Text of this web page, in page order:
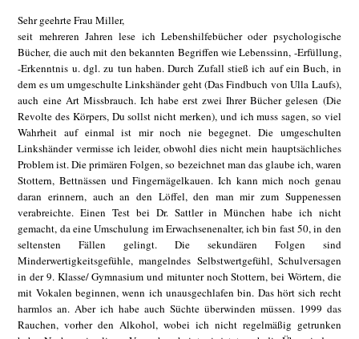
Sehr geehrte Frau Miller,
seit mehreren Jahren lese ich Lebenshilfebücher oder psychologische
Bücher, die auch mit den bekannten Begriffen wie Lebenssinn, -Erfüllung,
-Erkenntnis u. dgl. zu tun haben. Durch Zufall stieß ich auf ein Buch, in
dem es um umgeschulte Linkshänder geht (Das Findbuch von Ulla Laufs),
auch eine Art Missbrauch. Ich habe erst zwei Ihrer Bücher gelesen (Die
Revolte des Körpers, Du sollst nicht merken), und ich muss sagen, so viel
Wahrheit auf einmal ist mir noch nie begegnet. Die umgeschulten
Linkshänder vermisse ich leider, obwohl dies nicht mein hauptsächliches
Problem ist. Die primären Folgen, so bezeichnet man das glaube ich, waren
Stottern, Bettnässen und Fingernägelkauen. Ich kann mich noch genau
daran erinnern, auch an den Löffel, den man mir zum Suppenessen
verabreichte. Einen Test bei Dr. Sattler in München habe ich nicht
gemacht, da eine Umschulung im Erwachsenenalter, ich bin fast 50, in den
seltensten Fällen gelingt. Die sekundären Folgen sind
Minderwertigkeitsgefühle, mangelndes Selbstwertgefühl, Schulversagen
in der 9. Klasse/ Gymnasium und mitunter noch Stottern, bei Wörtern, die
mit Vokalen beginnen, wenn ich unausgechlafen bin. Das hört sich recht
harmlos an. Aber ich habe auch Süchte überwinden müssen. 1999 das
Rauchen, vorher den Alkohol, wobei ich nicht regelmäßig getrunken